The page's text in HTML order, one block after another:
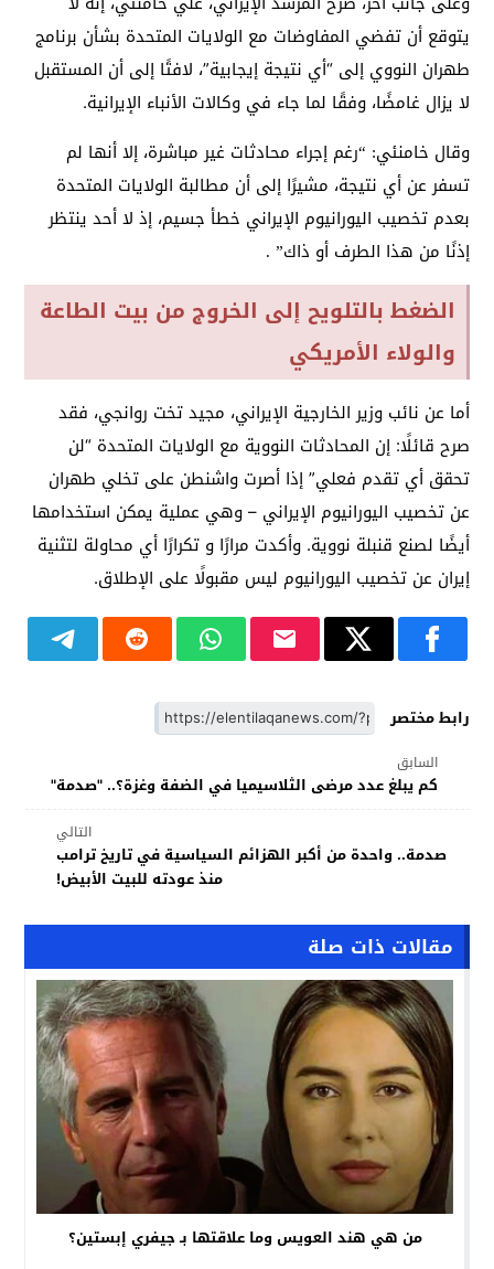
يتوقع أن تفضي المفاوضات مع الولايات المتحدة بشأن برنامج
طهران النووي إلى “أي نتيجة إيجابية”، لافتًا إلى أن المستقبل
لا يزال غامضًا، وفقًا لما جاء في وكالات الأنباء الإيرانية.
وقال خامنئي: “رغم إجراء محادثات غير مباشرة، إلا أنها لم
تسفر عن أي نتيجة، مشيرًا إلى أن مطالبة الولايات المتحدة
بعدم تخصيب اليورانيوم الإيراني خطأ جسيم، إذ لا أحد ينتظر
إذنًا من هذا الطرف أو ذاك” .
الضغط بالتلويح إلى الخروج من بيت الطاعة
والولاء الأمريكي
أما عن نائب وزير الخارجية الإيراني، مجيد تخت روانجي، فقد
صرح قائلًا: إن المحادثات النووية مع الولايات المتحدة “لن
تحقق أي تقدم فعلي” إذا أصرت واشنطن على تخلي طهران
عن تخصيب اليورانيوم الإيراني – وهي عملية يمكن استخدامها
أيضًا لصنع قنبلة نووية. وأكدت مرارًا و تكرارًا أي محاولة لتثنية
إيران عن تخصيب اليورانيوم ليس مقبولًا على الإطلاق.
رابط مختصر
السابق
كم يبلغ عدد مرضى الثلاسيميا في الضفة وغزة؟.. "صدمة"
التالي
صدمة.. واحدة من أكبر الهزائم السياسية في تاريخ ترامب
منذ عودته للبيت الأبيض!
مقالات ذات صلة
من هي هند العويس وما علاقتها بـ جيفري إبستين؟